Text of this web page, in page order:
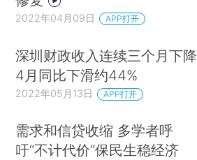
2022年04月09日 APP打开
深圳财政收入连续三个月下降
4月同比下滑约44%
2022年05月13日 APP打开
需求和信贷收缩 多学者呼
吁“不计代价”保民生稳经济